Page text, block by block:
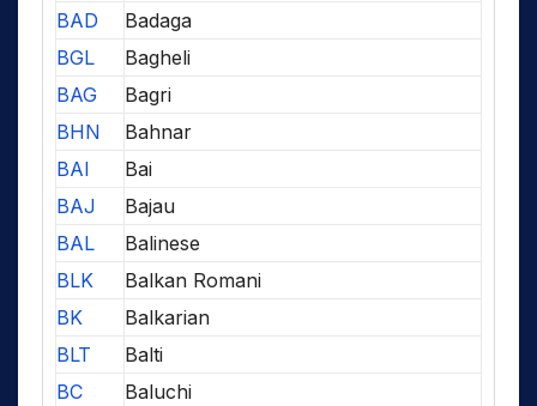
BAD
Badaga
BGL
Bagheli
BAG
Bagri
BHN
Bahnar
BAI
Bai
BAJ
Bajau
BAL
Balinese
BLK
Balkan Romani
BK
Balkarian
BLT
Balti
BC
Baluchi